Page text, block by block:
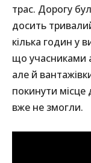
трас. Дорогу
досить
кілька годин у
що учасниками
але й
покинути місце
вже не змогли.